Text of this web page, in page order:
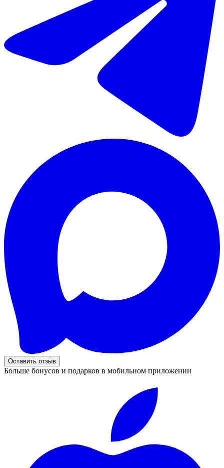
Оставить отзыв
Больше бонусов и подарков в мобильном приложении